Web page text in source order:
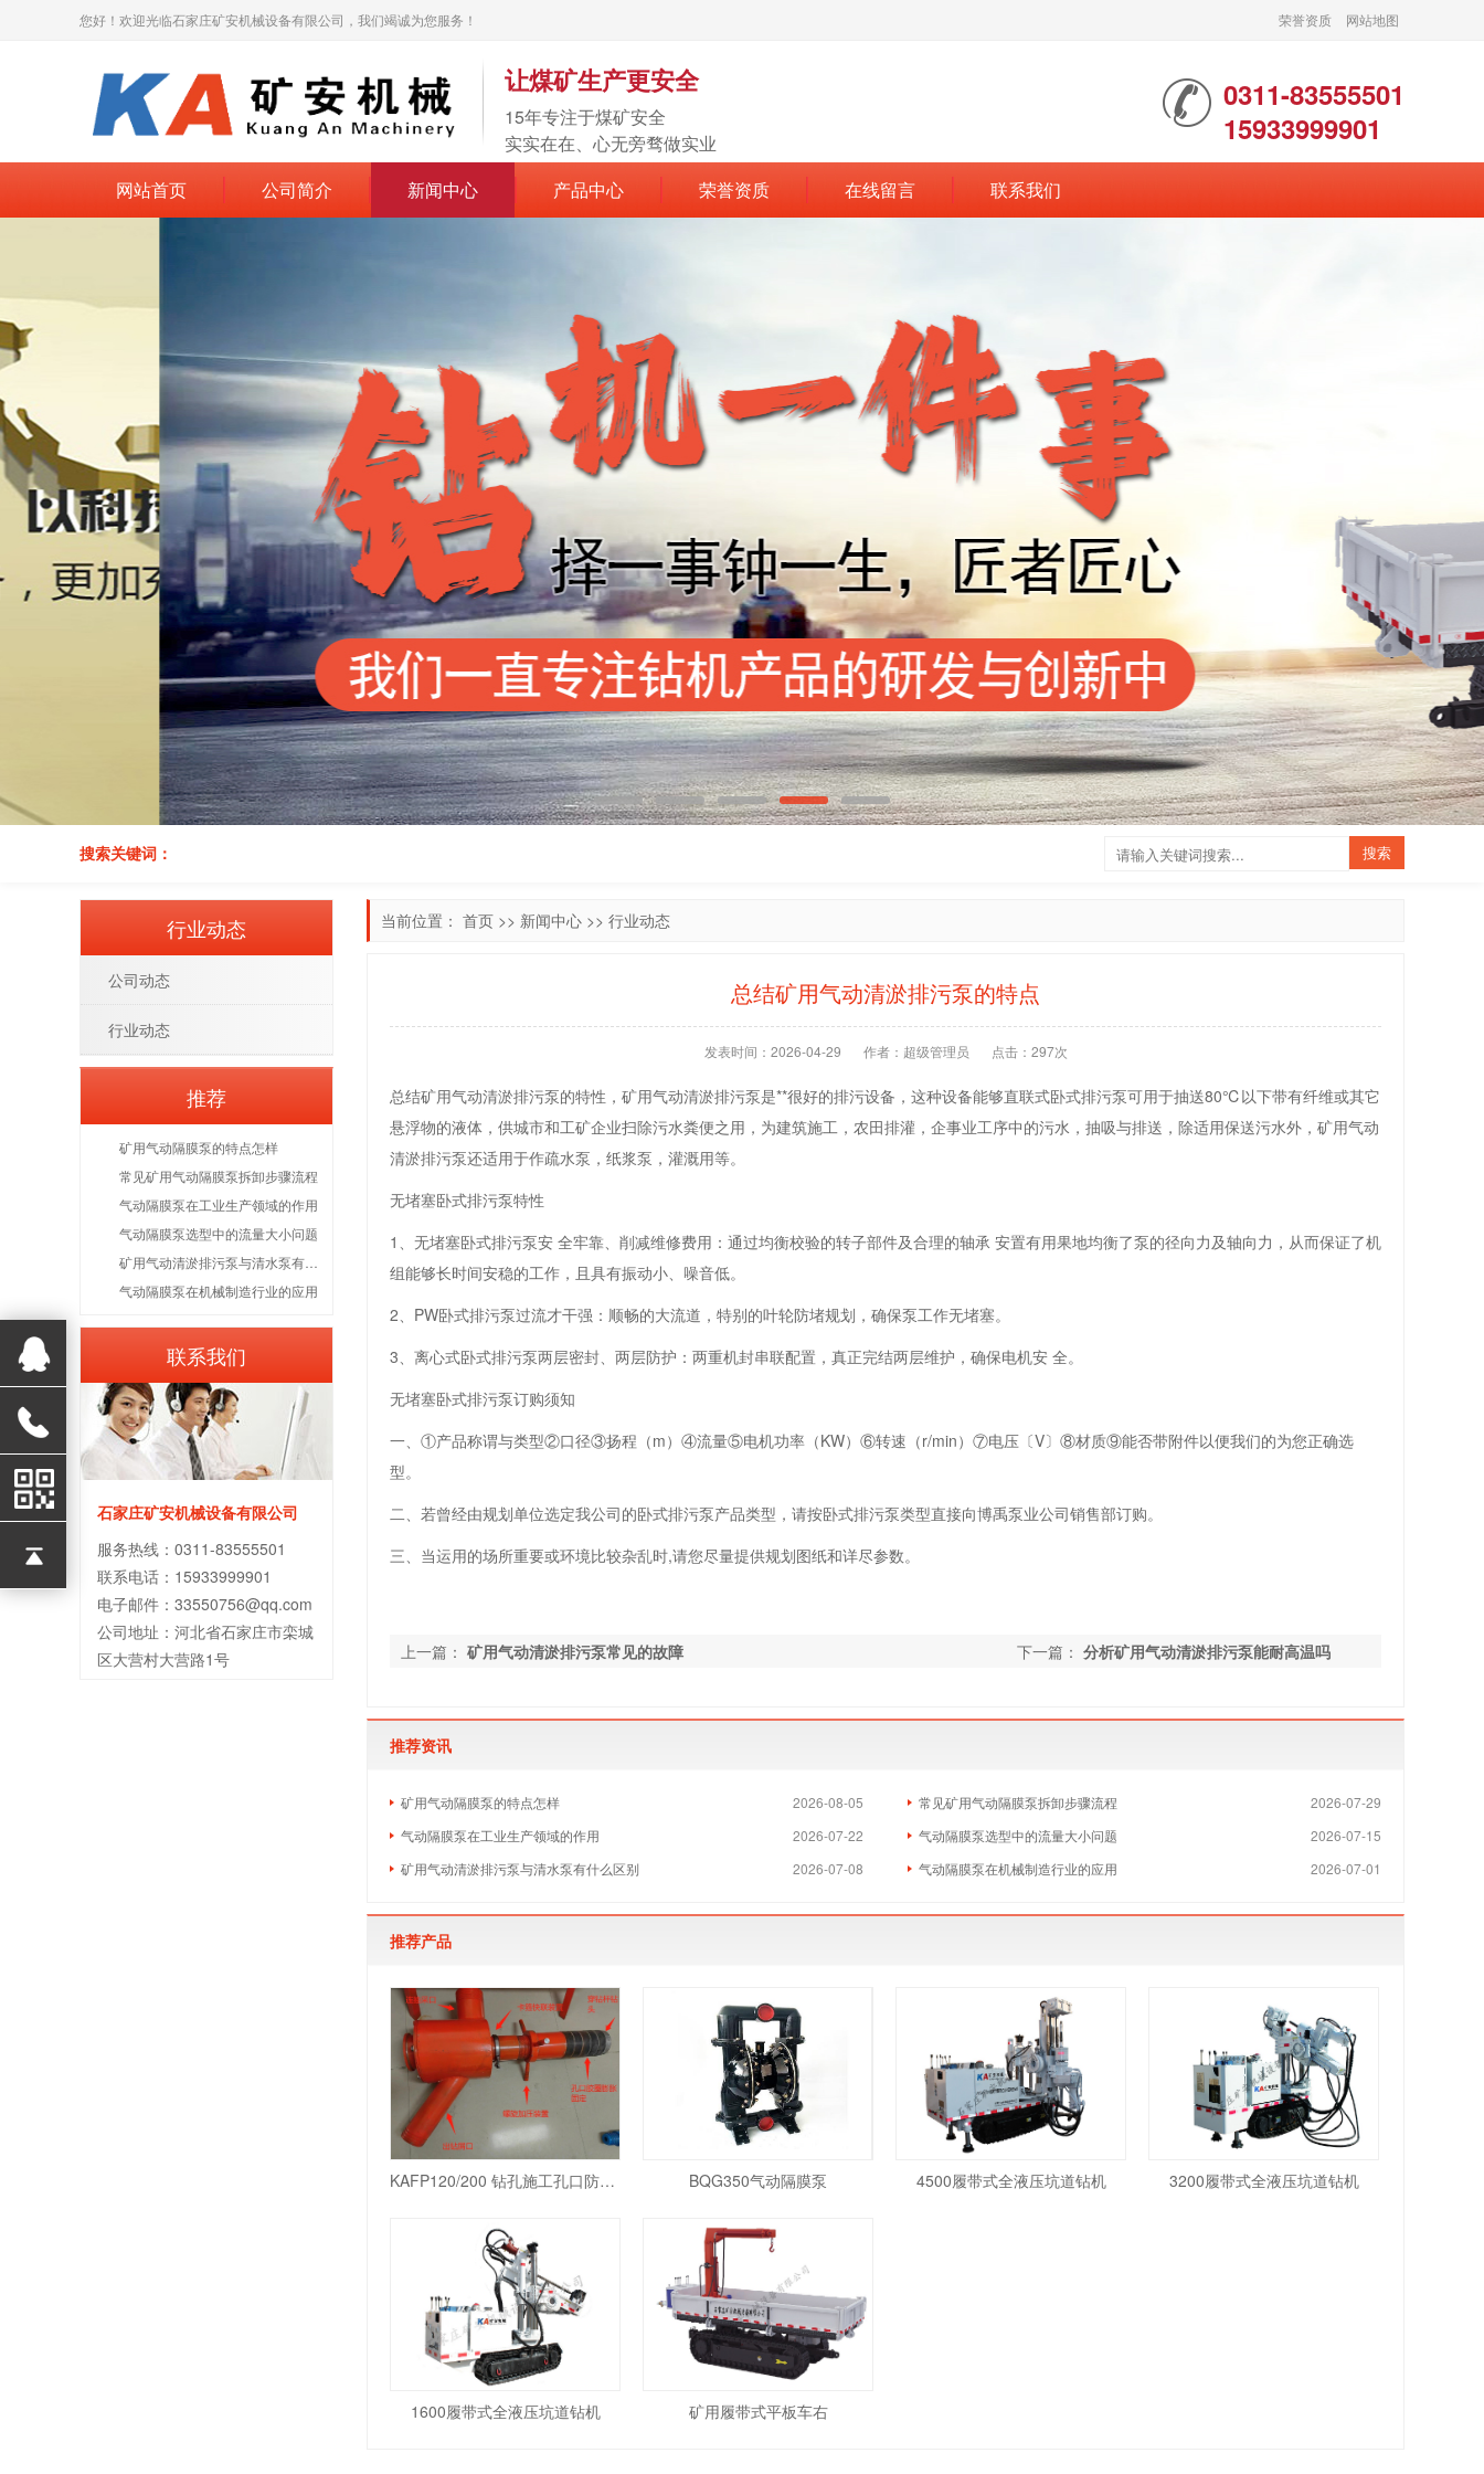
您好！欢迎光临石家庄矿安机械设备有限公司，我们竭诚为您服务！ 荣誉资质 网站地图
让煤矿生产更安全
15年专注于煤矿安全
实实在在、心无旁骛做实业
0311-83555501
15933999901
网站首页 公司简介 新闻中心 产品中心 荣誉资质 在线留言 联系我们
搜索关键词：
当前位置： 首页 >> 新闻中心 >> 行业动态
总结矿用气动清淤排污泵的特点
发表时间：2026-04-29 作者：超级管理员 点击：297次
总结矿用气动清淤排污泵的特性，矿用气动清淤排污泵是**很好的排污设备，这种设备能够直联式卧式排污泵可用于抽送80℃以下带有纤维或其它
悬浮物的液体，供城市和工矿企业扫除污水粪便之用，为建筑施工，农田排灌，企事业工序中的污水，抽吸与排送，除适用保送污水外，矿用气动
清淤排污泵还适用于作疏水泵，纸浆泵，灌溉用等。
无堵塞卧式排污泵特性
1、无堵塞卧式排污泵安 全牢靠、削减维修费用：通过均衡校验的转子部件及合理的轴承 安置有用果地均衡了泵的径向力及轴向力，从而保证了机
组能够长时间安稳的工作，且具有振动小、噪音低。
2、PW卧式排污泵过流才干强：顺畅的大流道，特别的叶轮防堵规划，确保泵工作无堵塞。
3、离心式卧式排污泵两层密封、两层防护：两重机封串联配置，真正完结两层维护，确保电机安 全。
无堵塞卧式排污泵订购须知
一、①产品称谓与类型②口径③扬程（m）④流量⑤电机功率（KW）⑥转速（r/min）⑦电压〔V〕⑧材质⑨能否带附件以便我们的为您正确选
型。
二、若曾经由规划单位选定我公司的卧式排污泵产品类型，请按卧式排污泵类型直接向博禹泵业公司销售部订购。
三、当运用的场所重要或环境比较杂乱时,请您尽量提供规划图纸和详尽参数。
下一篇： 分析矿用气动清淤排污泵能耐高温吗
上一篇： 矿用气动清淤排污泵常见的故障
推荐资讯
2026-08-05
矿用气动隔膜泵的特点怎样 2026-07-29
常见矿用气动隔膜泵拆卸步骤流程
2026-07-22
气动隔膜泵在工业生产领域的作用 2026-07-15
气动隔膜泵选型中的流量大小问题
2026-07-08
矿用气动清淤排污泵与清水泵有什么区别 2026-07-01
气动隔膜泵在机械制造行业的应用
推荐产品
KAFP120/200 钻孔施工孔口防喷除尘装置 BQG350气动隔膜泵 4500履带式全液压坑道钻机 3200履带式全液压坑道钻机
1600履带式全液压坑道钻机 矿用履带式平板车右
行业动态
公司动态
行业动态
推荐
矿用气动隔膜泵的特点怎样
常见矿用气动隔膜泵拆卸步骤流程
气动隔膜泵在工业生产领域的作用
气动隔膜泵选型中的流量大小问题
气动隔膜泵在机械制造行业的应用
联系我们
石家庄矿安机械设备有限公司
服务热线：0311-83555501
联系电话：15933999901
电子邮件：33550756@qq.com
公司地址：河北省石家庄市栾城
区大营村大营路1号